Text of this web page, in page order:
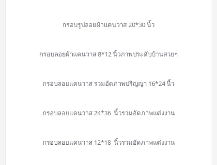
กรอบรูปลอยผ้าแคนวาส 20*30 นิ้ว
กรอบลอยผ้าแคนวาส 8*12 นิ้วภาพประดับบ้านสวยๆ
กรอบลอยแคนวาส รวมอัดภาพปริญญา 16*24 นื้ว
กรอบลอยแคนวาส 24*36 นิ้วรวมอัดภาพแต่งงาน
กรอบลอยแคนวาส 12*18 นิ้วรวมอัดภาพแต่งงาน